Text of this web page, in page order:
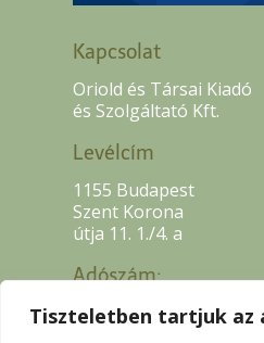
Tiszteletben tartjuk az
Kapcsolat
Oriold és Társai Kiadó
és Szolgáltató Kft.
Levélcím
1155 Budapest
Szent Korona
útja 11. 1./4. a
Adószám:
13507318-2-42